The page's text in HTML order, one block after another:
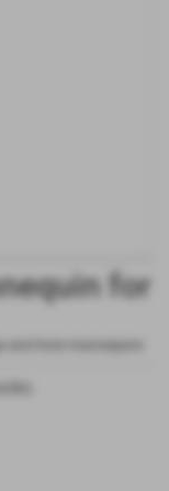
for